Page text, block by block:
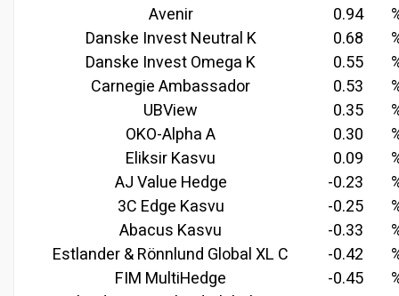
Avenir
0.94
Danske Invest Neutral K
0.68
Danske Invest Omega K
0.55
Carnegie Ambassador
0.53
UBView
0.35
OKO-Alpha A
0.30
Eliksir Kasvu
0.09
AJ Value Hedge
-0.23
3C Edge Kasvu
-0.25
Abacus Kasvu
-0.33
Estlander & Rönnlund Global XL C
-0.42
FIM MultiHedge
-0.45